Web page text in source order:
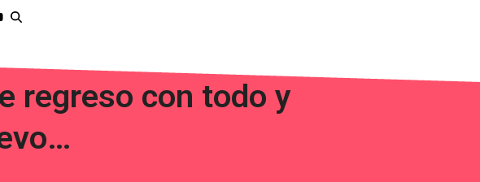
regreso con todo y